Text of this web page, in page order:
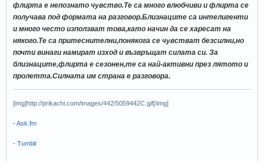
флирта е непознато чувство.Те са много влюбчиви и флирта се
получава под формата на разговор.Близнаците са интелигенти
и много често използват това,като начин да се харесат на
някого.Те са притеснителни,понякога се чувстват безсилни,но
почти винаги намират изход и възвръщат силата си. За
близнаците,флирта е сезонен,те са най-активни през лятото и
пролетта.Силната им страна е разговора.
[img]http://prikachi.com/images/442/5059442C.gif[/img]
- Ask.fm
- Tumblr